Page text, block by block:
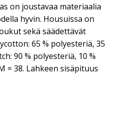
on joustavaa materiaalia
hyvin. Housuissa on
sekä säädettävät
65 % polyesteriä, 35
90 % polyesteriä, 10 %
= 38. Lahkeen sisäpituus